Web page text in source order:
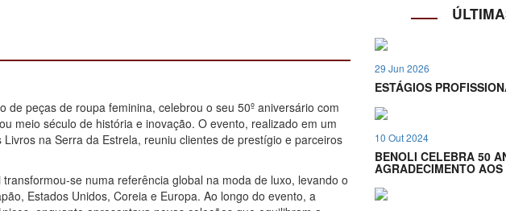
de peças de roupa feminina, celebrou o seu 50º aniversário com
meio século de história e inovação. O evento, realizado em um
na Serra da Estrela, reuniu clientes de prestígio e parceiros
se numa referência global na moda de luxo, levando o
Estados Unidos, Coreia e Europa. Ao longo do evento, a
29 Jun 2026
ESTÁGIOS
10 Out 2024
BENOLI CELEBRA 50
AGRADECIMENTO